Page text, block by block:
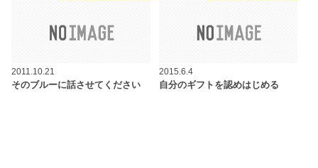
2011.10.21
そのブルーに話させてください
2015.6.4
自分のギフトを認めはじめる